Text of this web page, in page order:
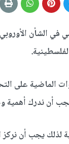
في الشأن
الماضية على
أن ندرك أهمية
لذلك يجب أن نركز